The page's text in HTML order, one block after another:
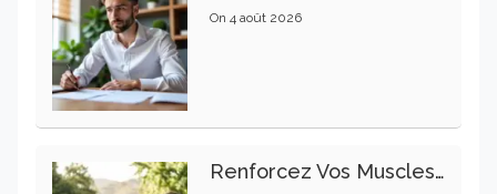
On 4 août 2026
Renforcez Vos Muscles Profonds Pour Apaiser Votre Mal De Dos